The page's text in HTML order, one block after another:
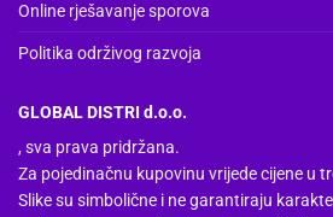
Online rješavanje sporova
Politika održivog razvoja
GLOBAL DISTRI d.o.o.
, sva prava pridržana.
Za pojedinačnu kupovinu vrijede cijene u
Slike su simbolične i ne garantiraju